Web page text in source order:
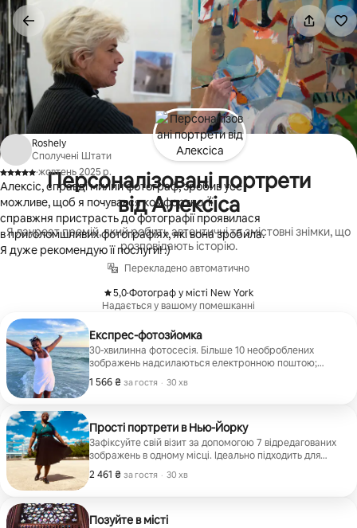
Перейти
до
вмісту
Персоналізовані портрети
від Алексіса
Я лауреат премій, який робить автентичні та змістовні знімки, що
розповідають історію.
Перекладено автоматично
5,0
, ·Фотограф у місті New York
Надається у вашому помешканні
Експрес-фотозйомка
30-хвилинна фотосесія. Більше 10 необроблених
зображень надсилаються електронною поштою;
вартість: 35 $ на людину.
1 566 ₴ за гостя
1 566 ₴ за гостя
, · 30 хв
Прості портрети в Нью-Йорку
Зафіксуйте свій візит за допомогою 7 відредагованих
зображень в одному місці. Ідеально підходить для
швидких портретів на відпочинку, для індивідуальних
мандрівників і пар.
2 461 ₴ за гостя
2 461 ₴ за гостя
, · 30 хв
Позуйте в місті
Roshely
Сполучені Штати
,
·жовтень 2025 р.
Алексіс, справді милий фотограф, зробив усе
можливе, щоб я почувався комфортно. Її
справжня пристрасть до фотографії проявилася
в приголомшливих фотографіях, які вона зробила.
Я дуже рекомендую її послуги! :)